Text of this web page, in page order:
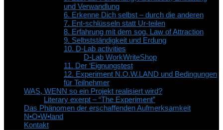
und Verwandlung
6. Erkenne Dich selbst – durch die anderen
7. Ent-schlüsseln statt Ur-teilen
8. Erfahrung mit dem sog. Law of Attraction
9. Selbstständigkeit und Erdung
10. D-Lab activities
D-Lab WorkWriteShop
11. Der ‘Eignungstest
12. Experiment N.O.W.LAND und Bedingungen
für Teilnehmer
WAS, WENN so ein Projekt realisiert wird?
Literary exerpt – “The Experiment”
Das Phänomen der erschaffenden Aufmerksamkeit
N•O•W•land
Kontakt